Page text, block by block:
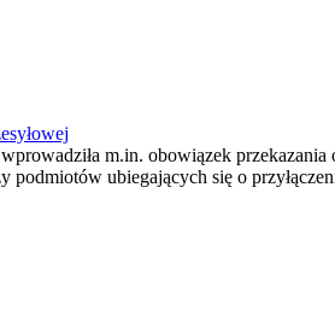
m.in. obowiązek przekazania
podmiotów ubiegających się o